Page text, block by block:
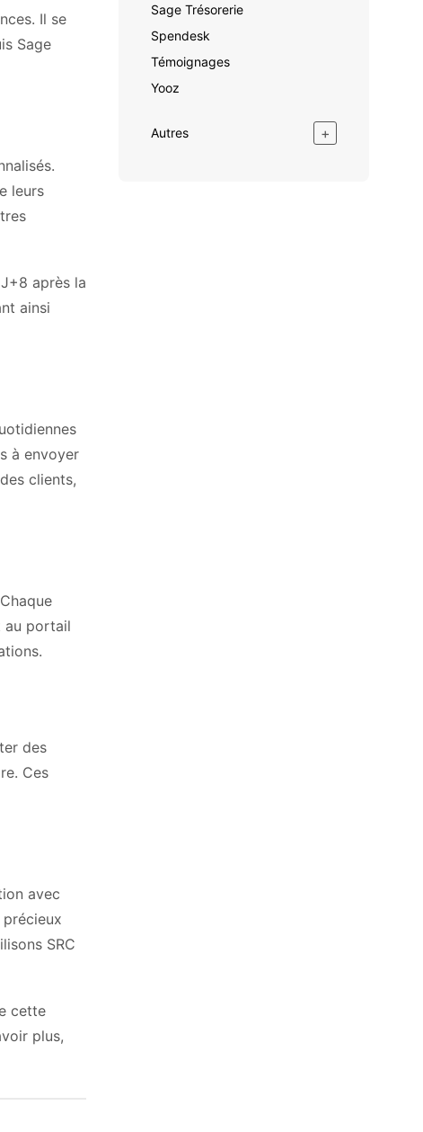
Il se
Sage
leurs
après la
ainsi
à envoyer
clients,
au portail
des
Ces
avec
précieux
SRC
cette
plus,
Sage Trésorerie
Spendesk
Témoignages
Yooz
Autres +